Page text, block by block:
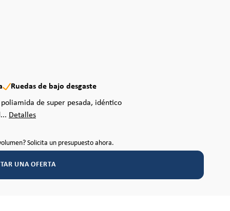
Ruedas de bajo desgaste
de super pesada, idéntico
Detalles
Solicita un presupuesto ahora.
UNA OFERTA